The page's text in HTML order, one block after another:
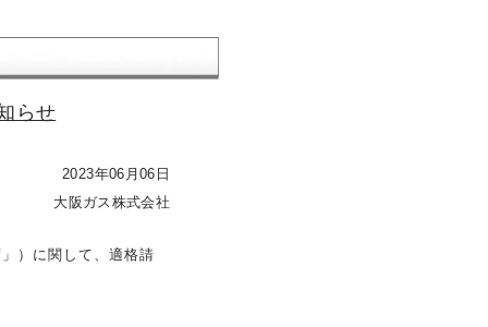
らせ
2023年06月06日
大阪ガス株式会社
）に関して、適格請